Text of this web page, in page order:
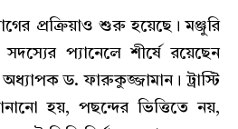
প্রক্রিয়াও শুরু হয়েছে। মঞ্জুরি
প্যানেলে শীর্ষে রয়েছেন
অধ্যাপক ড. ফারুকুজ্জামান। ট্রাস্টি
হয়, পছন্দের ভিত্তিতে নয়,